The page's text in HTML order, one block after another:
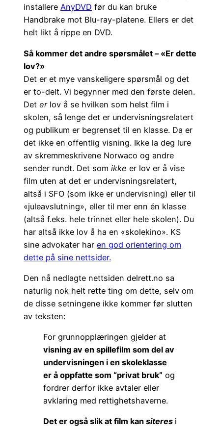
installere AnyDVD før du kan bruke
Handbrake mot Blu-ray-platene. Ellers er det
helt likt å rippe en DVD.
Så kommer det andre spørsmålet – «Er dette
lov?»
Det er et mye vanskeligere spørsmål og det
er to-delt. Vi begynner med den første delen.
Det erlov å se hvilken som helst film i
skolen, så lenge det er undervisningsrelatert
og publikum er begrenset til en klasse. Da er
det ikke en offentlig visning. Ikke la deg lure
av skremmeskrivene Norwaco og andre
sender rundt. Det som ikke er lov er å vise
film uten at det er undervisningsrelatert,
altså i SFO (som ikke er undervisning) eller til
«juleavslutning», eller til mer enn én klasse
(altså f.eks. hele trinnet eller hele skolen). Du
har altså ikke lov å ha en «skolekino». KS
sine advokater har en god orientering om
dette på sine nettsider.
Den nå nedlagte nettsiden delrett.no sa
naturlig nok helt rette ting om dette, selv om
de disse setningene ikke kommer før slutten
av teksten:
For grunnopplæringen gjelder at
visning av en spillefilm som del av
undervisningen i en skoleklasse
er å oppfatte som “privat bruk” og
fordrer derfor ikke avtaler eller
avklaring med rettighetshaverne.
Det er også slik at film kan siteres i